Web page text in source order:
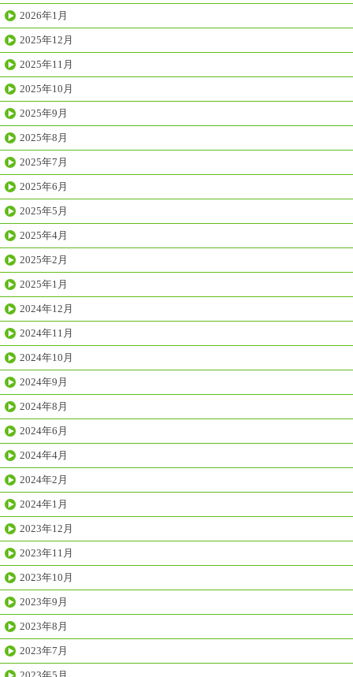
2026年1月
2025年12月
2025年11月
2025年10月
2025年9月
2025年8月
2025年7月
2025年6月
2025年5月
2025年4月
2025年2月
2025年1月
2024年12月
2024年11月
2024年10月
2024年9月
2024年8月
2024年6月
2024年4月
2024年2月
2024年1月
2023年12月
2023年11月
2023年10月
2023年9月
2023年8月
2023年7月